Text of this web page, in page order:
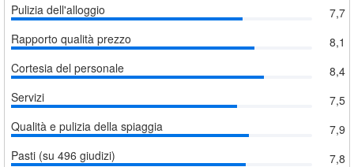
Pulizia dell'alloggio
7,7
Rapporto qualità prezzo
8,1
Cortesia del personale
8,4
Servizi
7,5
Qualità e pulizia della spiaggia
7,9
Pasti (su 496 giudizi)
7,8